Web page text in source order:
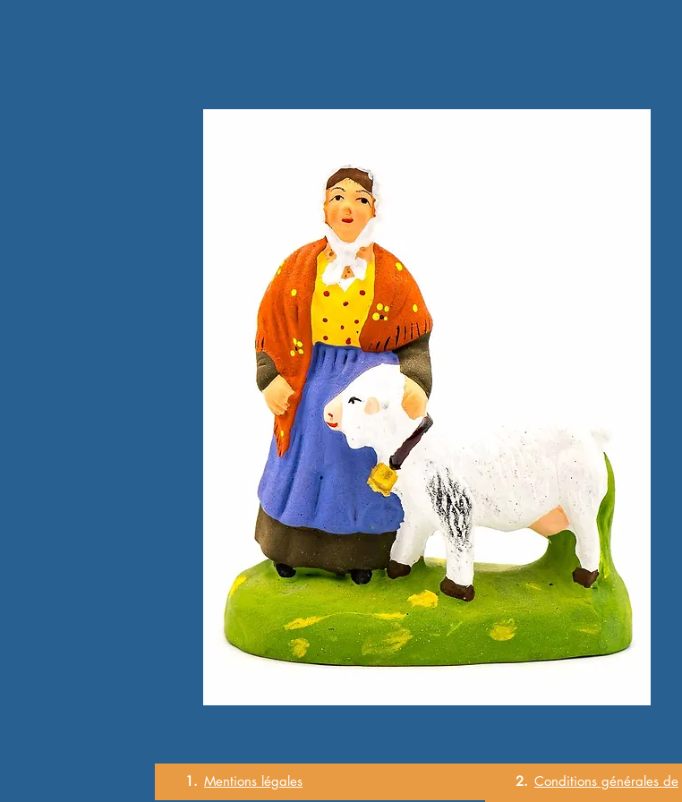
1. Mentions légales 2. Conditions générales de